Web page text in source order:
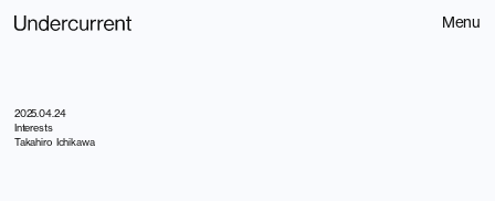
Menu
2025.04.24
Interests
Takahiro Ichikawa